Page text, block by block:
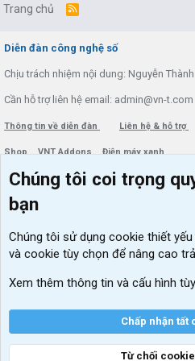
Trang chủ
R
Diễn đàn công nghệ số
Chịu trách nhiệm nội dung: Nguyễn
Cần hỗ trợ liên hệ email: admin@vn-t.com
Thông tin về diễn đàn Liên hệ & hỗ trợ
Shop VNT Addons Điện máy xanh
Menu thành viên
Đăng nhập
Diễn đàn
Kích
VIP add-
Khuyến
Chúng tôi coi trọng
bạn
Chúng tôi sử dụng cookie thiết yếu
và cookie tùy chọn để nâng cao
Xem thêm thông tin và cấu hình
Chấp nhận tất
Từ chối